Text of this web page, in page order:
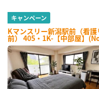
キャンペーン
Kマンスリー新潟駅前（看
前） 405・1K-【中部屋】